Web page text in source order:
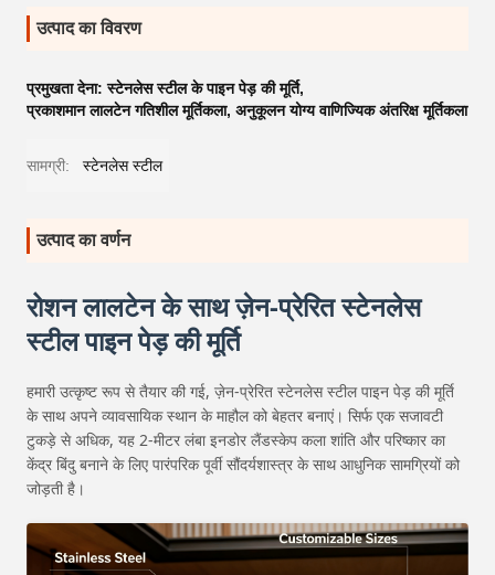
उत्पाद का विवरण
प्रमुखता देना:स्टेनलेस स्टील के पाइन पेड़ की मूर्ति,
प्रकाशमान लालटेन गतिशील मूर्तिकला, अनुकूलन योग्य वाणिज्यिक अंतरिक्ष मूर्तिकला
सामग्री: स्टेनलेस स्टील
उत्पाद का वर्णन
रोशन लालटेन के साथ ज़ेन-प्रेरित स्टेनलेस
स्टील पाइन पेड़ की मूर्ति
हमारी उत्कृष्ट रूप से तैयार की गई, ज़ेन-प्रेरित स्टेनलेस स्टील पाइन पेड़ की मूर्ति
के साथ अपने व्यावसायिक स्थान के माहौल को बेहतर बनाएं। सिर्फ एक सजावटी
टुकड़े से अधिक, यह 2-मीटर लंबा इनडोर लैंडस्केप कला शांति और परिष्कार का
केंद्र बिंदु बनाने के लिए पारंपरिक पूर्वी सौंदर्यशास्त्र के साथ आधुनिक सामग्रियों को
जोड़ती है।